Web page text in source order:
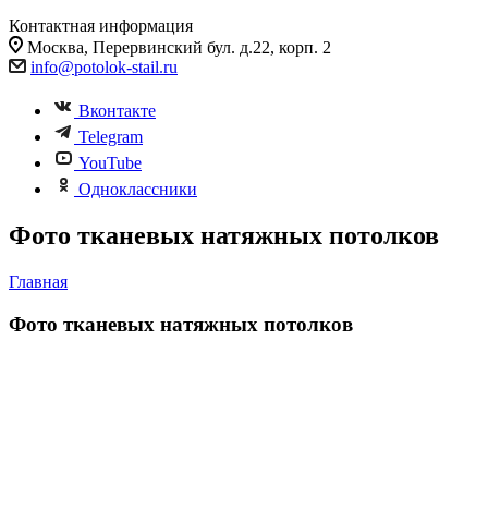
Контактная информация
Москва, Перервинский бул. д.22, корп. 2
info@potolok-stail.ru
Вконтакте
Telegram
YouTube
Одноклассники
Фото тканевых натяжных потолков
Главная
Фото тканевых натяжных потолков